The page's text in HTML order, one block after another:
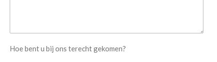
Hoe bent u bij ons terecht gekomen?